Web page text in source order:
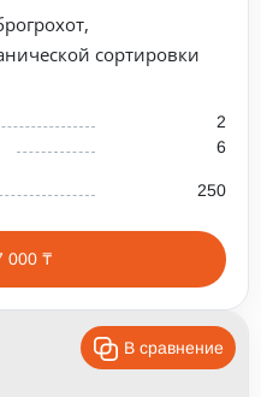
сортировки
2
6
250
000 ₸
В сравнение